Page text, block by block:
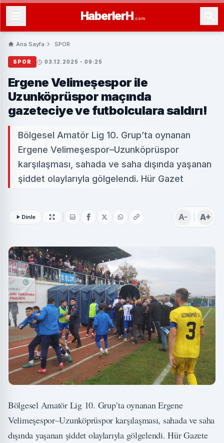
HaberlerH .com
Ana Sayfa SPOR
SPOR 03.12.2025 - 09:25
Ergene Velimeşespor ile
Uzunköprüspor maçında
gazeteciye ve futbolculara saldırı!
Bölgesel Amatör Lig 10. Grup’ta oynanan
Ergene Velimeşespor–Uzunköprüspor
karşılaşması, sahada ve saha dışında yaşanan
şiddet olaylarıyla gölgelendi. Hür Gazet
Dinle A- A+
Bölgesel Amatör Lig 10. Grup’ta oynanan Ergene
Velimeşespor–Uzunköprüspor karşılaşması, sahada ve saha
dışında yaşanan şiddet olaylarıyla gölgelendi. Hür Gazete